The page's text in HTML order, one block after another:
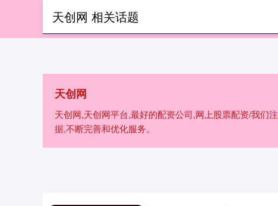
天创网
天创网,天创网平台,最好的配资公司,网上股票配资/我们
据,不断完善和优化服务。
天创网 相关话题